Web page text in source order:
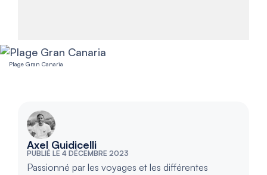
Plage Gran Canaria
Axel Guidicelli
PUBLIÉ LE 4 DÉCEMBRE 2023
Passionné par les voyages et les différentes